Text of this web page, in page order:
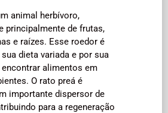
animal herbívoro,
principalmente de frutas,
e raízes. Esse roedor é
dieta variada e por sua
encontrar alimentos em
O rato preá é
importante dispersor de
para a regeneração